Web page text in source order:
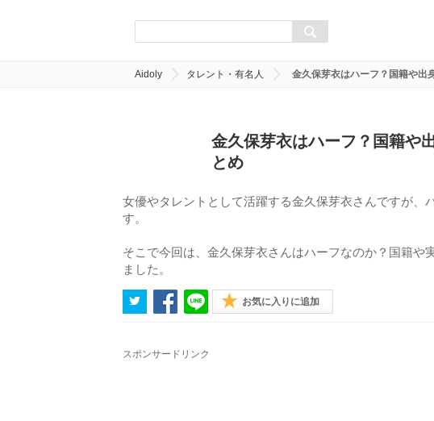
Aidoly タレント・有名人 金久保芽衣はハーフ？国籍や出
金久保芽衣はハーフ？国籍や
とめ
女優やタレントとして活躍する金久保芽衣さんですが、
す。
そこで今回は、金久保芽衣さんはハーフなのか？国籍や
ました。
お気に入りに追加
スポンサードリンク